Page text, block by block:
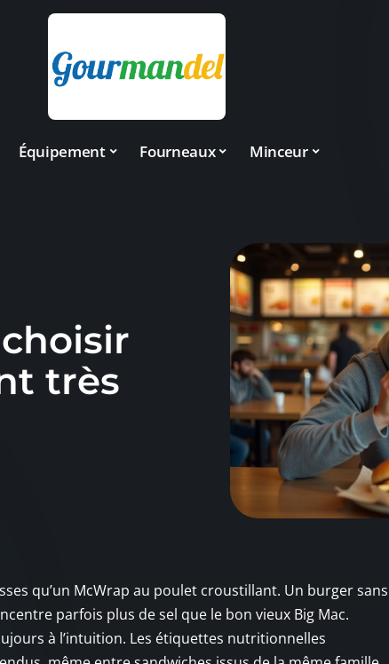
Équipement Fourneaux Minceur
très
qu’un McWrap au poulet croustillant. Un burger sans
parfois plus de sel que le bon vieux Big Mac.
à l’intuition. Les étiquettes nutritionnelles